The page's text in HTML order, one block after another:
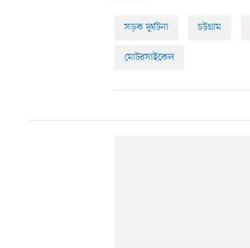
সড়ক দুর্ঘটনা চট্টগ্রাম
মোটরসাইকেল